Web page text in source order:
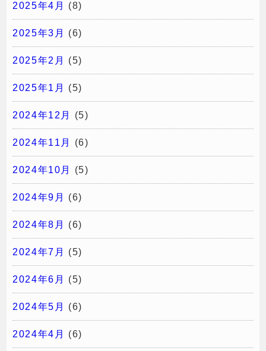
2025年4月 (8)
2025年3月 (6)
2025年2月 (5)
2025年1月 (5)
2024年12月 (5)
2024年11月 (6)
2024年10月 (5)
2024年9月 (6)
2024年8月 (6)
2024年7月 (5)
2024年6月 (5)
2024年5月 (6)
2024年4月 (6)